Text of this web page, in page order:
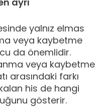
yalnız elmas
veya kaybetme
da önemlidir.
veya kaybetme
arasındaki farkı
his de hangi
gösterir.